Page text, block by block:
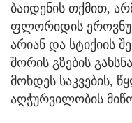
ბაიდენის თქმით,
ფლორიდის
არიან და სტიქიის
შორის გზების
მოხდეს საკვების,
აღჭურვილობის